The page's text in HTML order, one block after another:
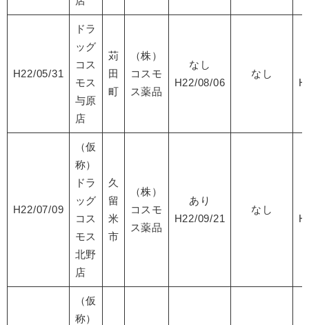
H22/05/31
ドラ
ッグ
コス
モス
与原
店
苅
田
町
（株）
コスモ
ス薬品
なし
H22/08/06
なし
H22/07/09
（仮
称）
ドラ
ッグ
コス
モス
北野
店
久
留
米
市
（株）
コスモ
ス薬品
あり
H22/09/21
なし
（仮
称）